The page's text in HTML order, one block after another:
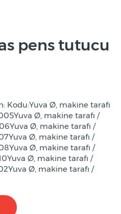
pens tutucu
Kodu:Yuva Ø, makine tarafı
Ø, makine tarafı /
Ø, makine tarafı /
Ø, makine tarafı /
Ø, makine tarafı /
Ø, makine tarafı /
Ø, makine tarafı /